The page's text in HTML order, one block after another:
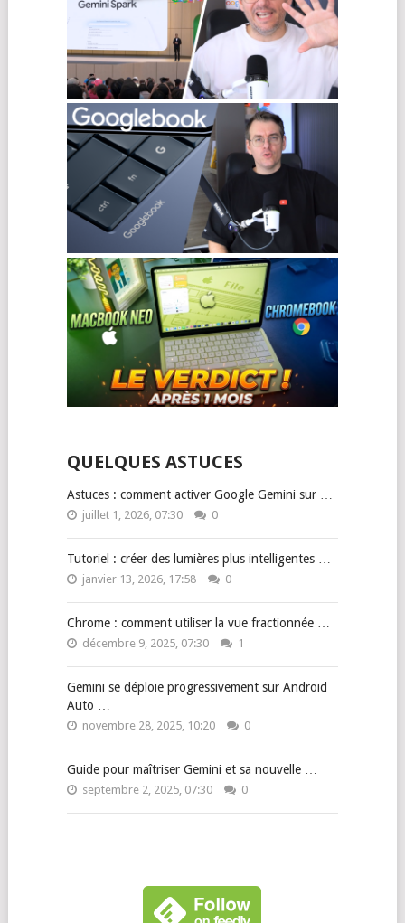
QUELQUES ASTUCES
Astuces : comment activer Google Gemini sur …
juillet 1, 2026, 07:30 0
Tutoriel : créer des lumières plus intelligentes …
janvier 13, 2026, 17:58 0
Chrome : comment utiliser la vue fractionnée …
décembre 9, 2025, 07:30 1
Gemini se déploie progressivement sur Android
Auto …
novembre 28, 2025, 10:20 0
Guide pour maîtriser Gemini et sa nouvelle …
septembre 2, 2025, 07:30 0